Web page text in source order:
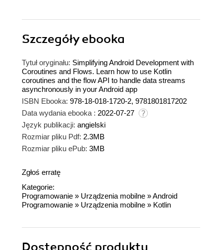
Szczegółyebooka
Tytuł oryginału: Simplifying Android Development with
Coroutines and Flows. Learn how to use Kotlin
coroutines and the flow API to handle data streams
asynchronously in your Android app
ISBN Ebooka: 978-18-018-1720-2, 9781801817202
Data wydania ebooka : 2022-07-27
Język publikacji: angielski
Rozmiar pliku Pdf: 2.3MB
Rozmiar pliku ePub: 3MB
Zgłoś erratę
Kategorie:
Programowanie » Urządzenia mobilne »Android
Programowanie » Urządzenia mobilne » Kotlin